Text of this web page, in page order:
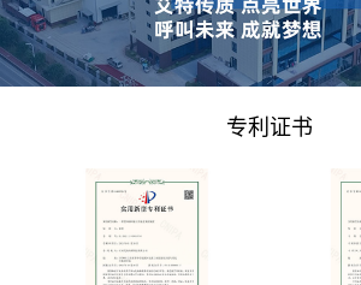
专利证书